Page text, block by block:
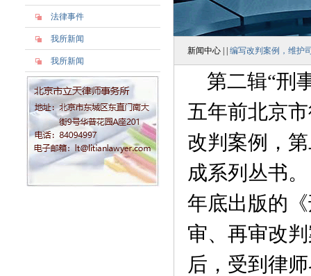
法律事件
我所新闻
我所新闻
新闻中心 | |编写改判
第二辑“刑
五年前北京
改判案例，
成系列丛书
年底出版的
审、再审改
后，受到律